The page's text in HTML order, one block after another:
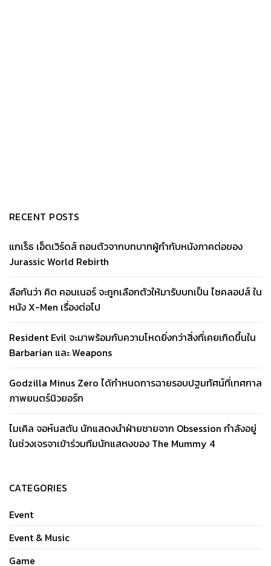
RECENT POSTS
แกเร็ธ เอ็ดเวิร์ดส์ ถอนตัวจากบทบาทผู้กำกับหนังภาคต่อของ
Jurassic World Rebirth
ลือกันว่า คิต คอนเนอร์ จะถูกเลือกตัวให้มารับบทเป็น ไซคลอปส์ ใน
หนัง X-Men เรื่องต่อไป
Resident Evil จะมาพร้อมกับความโหดยิ่งกว่าสิ่งที่เคยเกิดขึ้นใน
Barbarian และ Weapons
Godzilla Minus Zero ได้กำหนดการฉายรอบปฐมทัศน์ที่เทศกาล
ภาพยนตร์นิวยอร์ก
ไมเคิล จอห์นสตัน นักแสดงนำฝ่ายชายจาก Obsession กำลังอยู่
ในช่วงเจรจาเข้าร่วมทีมนักแสดงของ The Mummy 4
CATEGORIES
Event
Event & Music
Game